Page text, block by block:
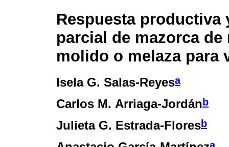
Respuesta productiva
parcial de mazorca
molido o melaza para
Isela G. Salas-Reyesa
Carlos M. Arriaga-Jordán b
Julieta G. Estrada-Floresb